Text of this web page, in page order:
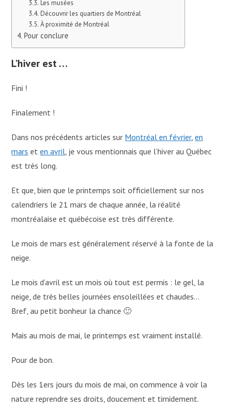
Les musées
Découvrir les quartiers de Montréal
À proximité de Montréal
Pour conclure
L’hiver est …
Fini !
Finalement !
Dans nos précédents articles sur Montréal en février,en
mars eten avril , je vous mentionnais que l’hiver au Québec
est très long.
Et que, bien que le printemps soit officiellement sur nos
calendriers le 21 mars de chaque année, la réalité
montréalaise et québécoise est très différente.
Le mois de mars est généralement réservé à la fonte de la
neige.
Le mois d’avril est un mois où tout est permis : le gel, la
neige, de très belles journées ensoleillées et chaudes…
Bref, au petit bonheur la chance 🙂
Mais au mois de mai, le printemps est vraiment installé.
Pour de bon.
Dès les 1ers jours du mois de mai, on commence à voir la
nature reprendre ses droits, doucement et timidement.